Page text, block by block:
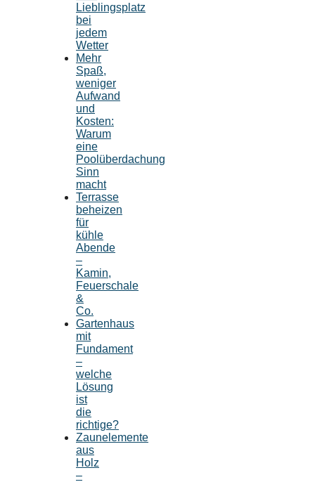
Lieblingsplatz
bei
jedem
Wetter
Mehr
Spaß,
weniger
Aufwand
und
Kosten:
Warum
eine
Poolüberdachung
Sinn
macht
Terrasse
beheizen
für
kühle
Abende
–
Kamin,
Feuerschale
&
Co.
Gartenhaus
mit
Fundament
–
welche
Lösung
ist
die
richtige?
Zaunelemente
aus
Holz
–